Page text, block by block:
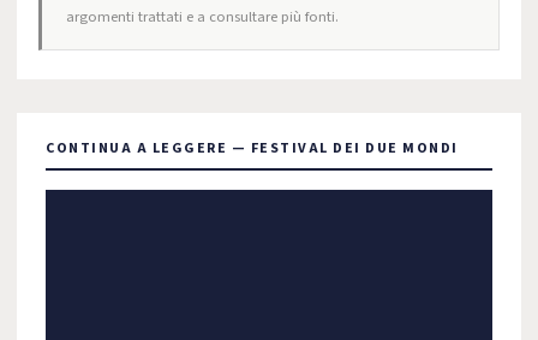
argomenti trattati e a consultare più fonti.
CONTINUA A LEGGERE — FESTIVAL DEI DUE MONDI